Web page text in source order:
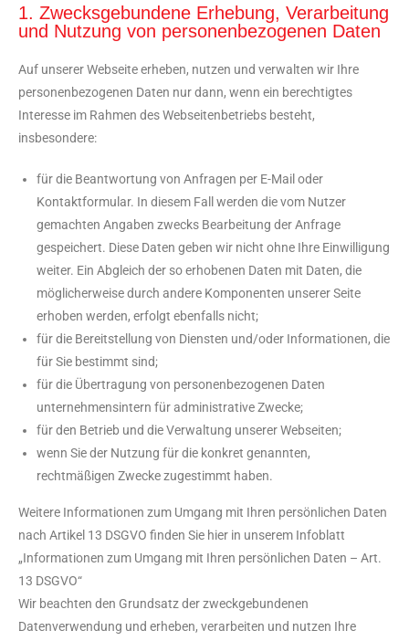
1. Zwecksgebundene Erhebung, Verarbeitung
und Nutzung von personenbezogenen Daten
Auf unserer Webseite erheben, nutzen und verwalten wir Ihre
personenbezogenen Daten nur dann, wenn ein berechtigtes
Interesse im Rahmen des Webseitenbetriebs besteht,
insbesondere:
für die Beantwortung von Anfragen per E-Mail oder
Kontaktformular. In diesem Fall werden die vom Nutzer
gemachten Angaben zwecks Bearbeitung der Anfrage
gespeichert. Diese Daten geben wir nicht ohne Ihre Einwilligung
weiter. Ein Abgleich der so erhobenen Daten mit Daten, die
möglicherweise durch andere Komponenten unserer Seite
erhoben werden, erfolgt ebenfalls nicht;
für die Bereitstellung von Diensten und/oder Informationen, die
für Sie bestimmt sind;
für die Übertragung von personenbezogenen Daten
unternehmensintern für administrative Zwecke;
für den Betrieb und die Verwaltung unserer Webseiten;
wenn Sie der Nutzung für die konkret genannten,
rechtmäßigen Zwecke zugestimmt haben.
Weitere Informationen zum Umgang mit Ihren persönlichen Daten
nach Artikel 13 DSGVO finden Sie hier in unserem Infoblatt
„Informationen zum Umgang mit Ihren persönlichen Daten – Art.
13 DSGVO“
Wir beachten den Grundsatz der zweckgebundenen
Datenverwendung und erheben, verarbeiten und nutzen Ihre